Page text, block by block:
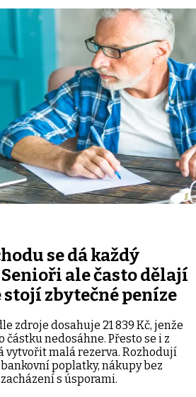
se dá každý
ale často dělají
stojí zbytečné peníze
zdroje dosahuje 21 839 Kč, jenže
nedosáhne. Přesto se i z
vytvořit malá rezerva. Rozhodují
poplatky, nákupy bez
s úsporami.